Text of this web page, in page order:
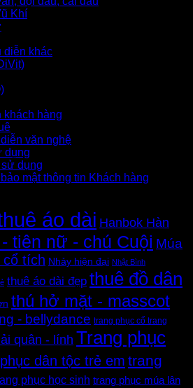
Khí
diễn khác
khách hàng
văn nghệ
dụng
dụng
mật thông tin Khách hàng
áo dài Hanbok Hàn
tiên nữ - chú Cuội Múa
cổ tích Nhảy hiện đại Nhật Bình
thuê áo dài đẹp thuê đồ dân
thú hở mặt - masscot
- bellydance trang phục cổ trang
quân - lính Trang phục
dân tộc trẻ em trang
phục học sinh trang phục múa lân